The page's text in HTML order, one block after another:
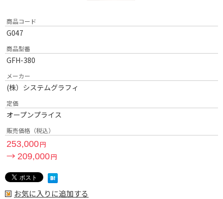
商品コード
G047
商品型番
GFH-380
メーカー
(株）システムグラフィ
定価
オープンプライス
販売価格（税込）
253,000円
→ 209,000円
お気に入りに追加する